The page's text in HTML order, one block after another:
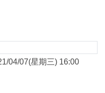
04/07(星期三) 16:00